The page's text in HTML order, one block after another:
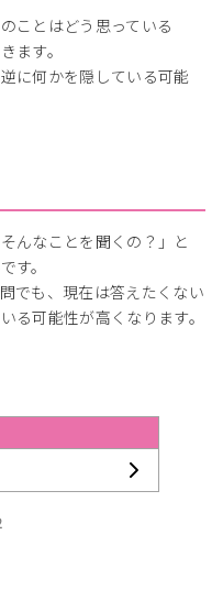
ことはどう思っている
ます。
に何かを隠している可能
んなことを聞くの？」と
す。
でも、現在は答えたくない
る可能性が高くなります。